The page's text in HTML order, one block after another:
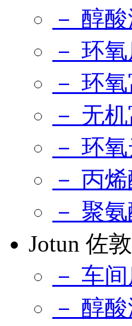
－ 醇
－ 环
－ 环
－ 无
－ 环
－ 丙
－ 聚
Jotun 佐敦
－ 车
－ 醇